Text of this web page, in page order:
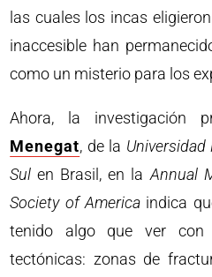
las cuales los incas
inaccesible han
como un misterio para los
Ahora, la investigación
Menegat, de la Universidad
Sul en Brasil, en la Annual
Society of Americaindica
tenido algo que ver
tectónicas: zonas de